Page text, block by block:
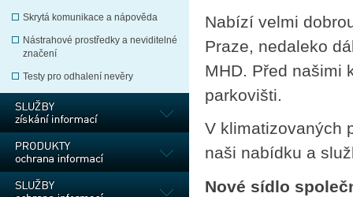
Skrytá komunikace a nápověda
Nástrahové prostředky a neviditelné
značení
Testy pro odhalení nevěry
Nabízí velmi
Praze, nedaleko
MHD. Před našimi
parkovišti.
V klimatizovaných
naši nabídku a
Nové sídlo